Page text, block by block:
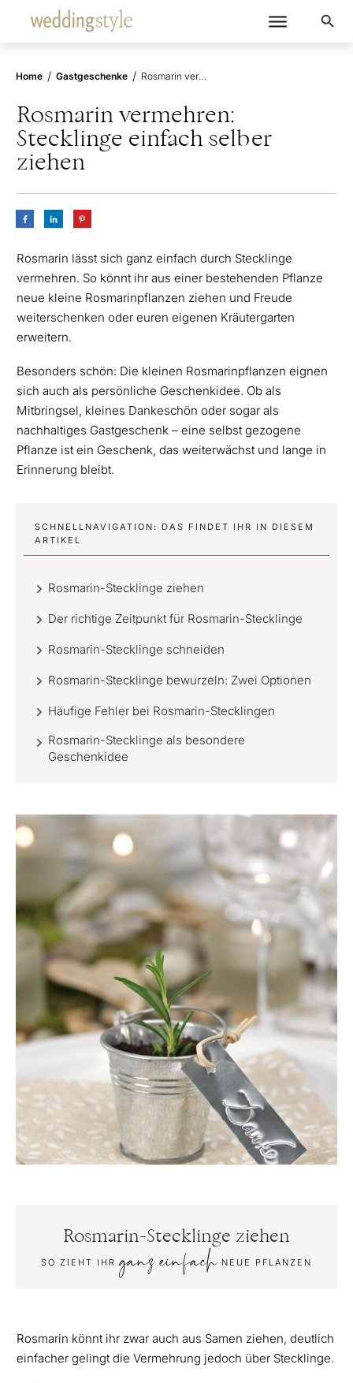
Home / Gastgeschenke / Rosmarin vermehren: Stecklinge einfach selber ziehen
Rosmarin vermehren:
Stecklinge einfach selber
ziehen
Rosmarin lässt sich ganz einfach durch Stecklinge
vermehren. So könnt ihr aus einer bestehenden Pflanze
neue kleine Rosmarinpflanzen ziehen und Freude
weiterschenken oder euren eigenen Kräutergarten
erweitern.
Besonders schön: Die kleinen Rosmarinpflanzen eignen
sich auch als persönliche Geschenkidee. Ob als
Mitbringsel, kleines Dankeschön oder sogar als
nachhaltiges Gastgeschenk – eine selbst gezogene
Pflanze ist ein Geschenk, das weiterwächst und lange in
Erinnerung bleibt.
SCHNELLNAVIGATION: DAS FINDET IHR IN DIESEM
ARTIKEL
Rosmarin-Stecklinge ziehen
Der richtige Zeitpunkt für Rosmarin-Stecklinge
Rosmarin-Stecklinge schneiden
Rosmarin-Stecklinge bewurzeln: Zwei Optionen
Häufige Fehler bei Rosmarin-Stecklingen
Rosmarin-Stecklinge als besondere
Geschenkidee
Rosmarin-Stecklinge ziehen
SO ZIEHT IHRganz einfachNEUE PFLANZEN
Rosmarin könnt ihr zwar auch aus Samen ziehen, deutlich
einfacher gelingt die Vermehrung jedoch über Stecklinge.